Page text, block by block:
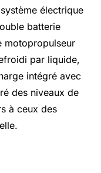
électrique
batterie
motopropulseur
par liquide,
intégré avec
des niveaux de
à ceux des